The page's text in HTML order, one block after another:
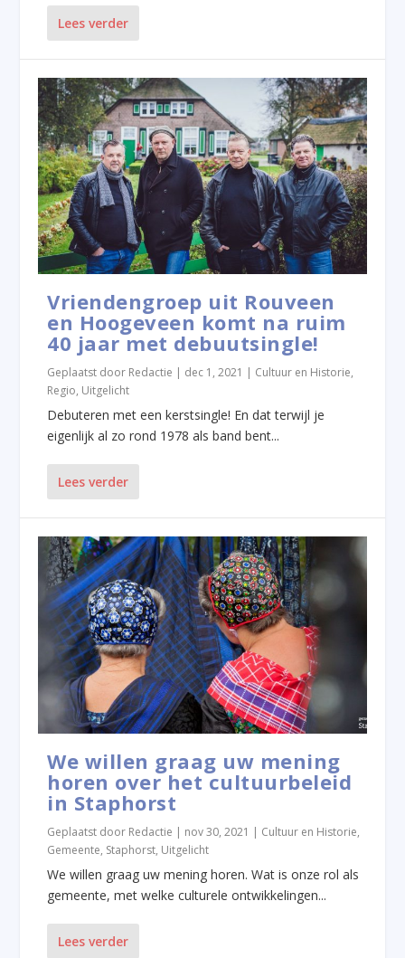
Lees verder
Vriendengroep uit Rouveen
en Hoogeveen komt na ruim
40 jaar met debuutsingle!
Geplaatst door Redactie | dec 1, 2021 | Cultuur en Historie,
Regio, Uitgelicht
Debuteren met een kerstsingle! En dat terwijl je
eigenlijk al zo rond 1978 als band bent...
Lees verder
We willen graag uw mening
horen over het cultuurbeleid
in Staphorst
Geplaatst door Redactie | nov 30, 2021 | Cultuur en Historie,
Gemeente, Staphorst, Uitgelicht
We willen graag uw mening horen. Wat is onze rol als
gemeente, met welke culturele ontwikkelingen...
Lees verder